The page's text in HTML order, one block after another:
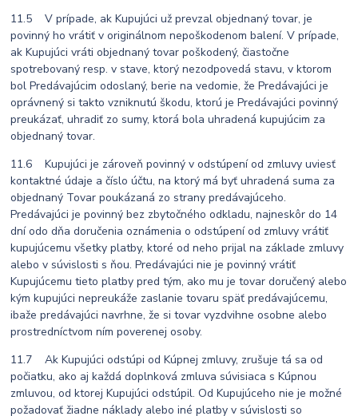
11.5 V prípade, ak Kupujúci už prevzal objednaný tovar, je
povinný ho vrátiť v originálnom nepoškodenom balení. V prípade,
ak Kupujúci vráti objednaný tovar poškodený, čiastočne
spotrebovaný resp. v stave, ktorý nezodpovedá stavu, v ktorom
bol Predávajúcim odoslaný, berie na vedomie, že Predávajúci je
oprávnený si takto vzniknutú škodu, ktorú je Predávajúci povinný
preukázať, uhradiť zo sumy, ktorá bola uhradená kupujúcim za
objednaný tovar.
11.6 Kupujúci je zároveň povinný v odstúpení od zmluvy uviesť
kontaktné údaje a číslo účtu, na ktorý má byť uhradená suma za
objednaný Tovar poukázaná zo strany predávajúceho.
Predávajúci je povinný bez zbytočného odkladu, najneskôr do 14
dní odo dňa doručenia oznámenia o odstúpení od zmluvy vrátiť
kupujúcemu všetky platby, ktoré od neho prijal na základe zmluvy
alebo v súvislosti s ňou. Predávajúci nie je povinný vrátiť
Kupujúcemu tieto platby pred tým, ako mu je tovar doručený alebo
kým kupujúci nepreukáže zaslanie tovaru späť predávajúcemu,
ibaže predávajúci navrhne, že si tovar vyzdvihne osobne alebo
prostredníctvom ním poverenej osoby.
11.7 Ak Kupujúci odstúpi od Kúpnej zmluvy, zrušuje tá sa od
počiatku, ako aj každá doplnková zmluva súvisiaca s Kúpnou
zmluvou, od ktorej Kupujúci odstúpil. Od Kupujúceho nie je možné
požadovať žiadne náklady alebo iné platby v súvislosti so